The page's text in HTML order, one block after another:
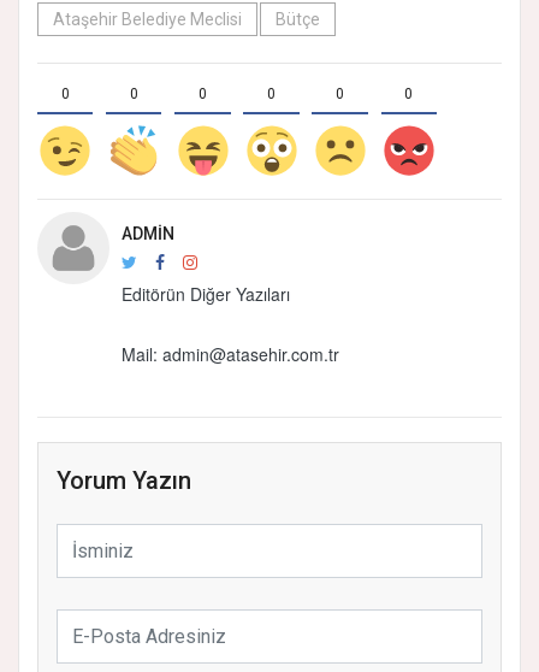
Ataşehir Belediye Meclisi Bütçe
0 0 0 0 0 0
ADMIN
Editörün Diğer Yazıları
Mail: admin@atasehir.com.tr
Yorum Yazın